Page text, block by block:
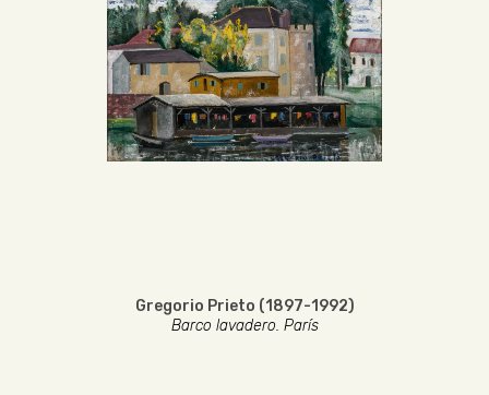
Gregorio Prieto (1897-1992)
Barco lavadero. París